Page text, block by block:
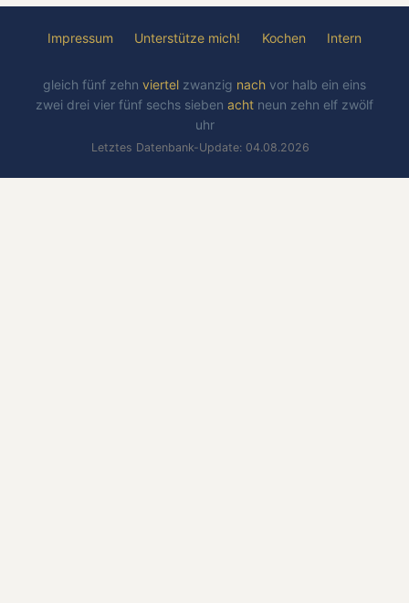
Impressum Unterstütze mich! Kochen Intern
gleich fünf zehn viertel zwanzig nach vor halb ein eins
zwei drei vier fünf sechs sieben acht neun zehn elf zwölf
uhr
Letztes Datenbank-Update: 04.08.2026